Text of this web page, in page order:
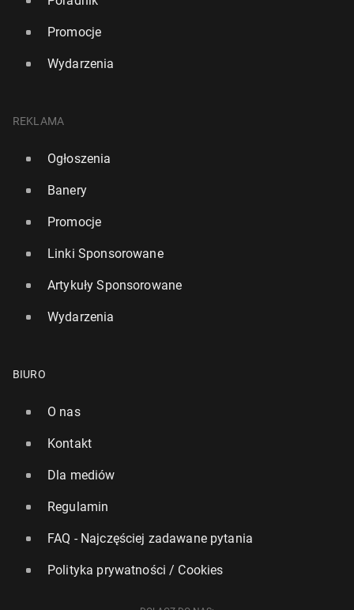
Promocje
Wydarzenia
REKLAMA
Ogłoszenia
Banery
Promocje
Linki Sponsorowane
Artykuły Sponsorowane
Wydarzenia
BIURO
O nas
Kontakt
Dla mediów
Regulamin
FAQ - Najczęściej zadawane pytania
Polityka prywatności / Cookies